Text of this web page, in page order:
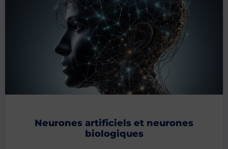
Neurones artificiels et neurones
biologiques